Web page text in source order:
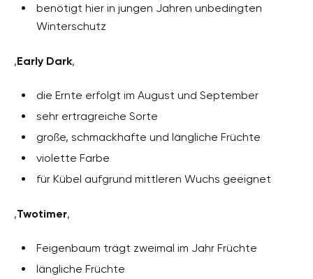
benötigt hier in jungen Jahren unbedingten
Winterschutz
‚Early Dark‚
die Ernte erfolgt im August und September
sehr ertragreiche Sorte
große, schmackhafte und längliche Früchte
violette Farbe
für Kübel aufgrund mittleren Wuchs geeignet
‚Twotimer‚
Feigenbaum trägt zweimal im Jahr Früchte
längliche Früchte